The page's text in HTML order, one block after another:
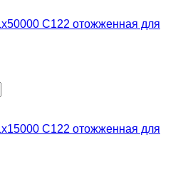
С122 отожженная для
С122 отожженная для